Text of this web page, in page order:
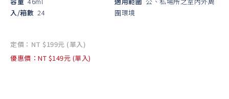
入/箱數 24
圍環境
定價：NT $199元 (單入)
優惠價：NT $149元 (單入)